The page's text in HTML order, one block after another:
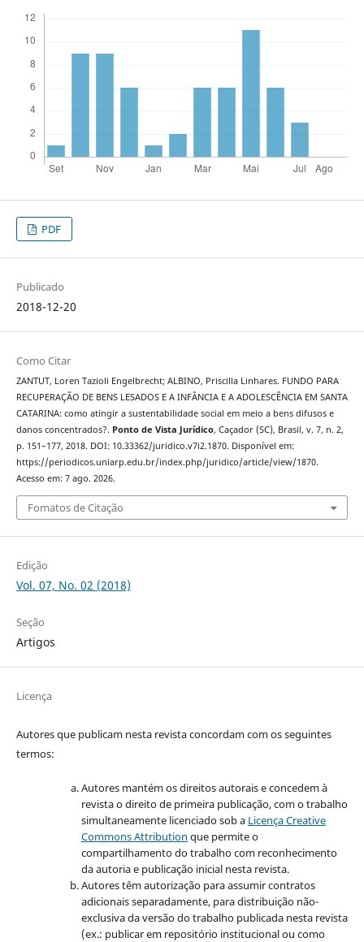
PDF
Publicado
2018-12-20
Como Citar
ZANTUT, Loren Tazioli Engelbrecht; ALBINO, Priscilla Linhares. FUNDO PARA
RECUPERAÇÃO DE BENS LESADOS E A INFÂNCIA E A ADOLESCÊNCIA EM SANTA
CATARINA: como atingir a sustentabilidade social em meio a bens difusos e
danos concentrados?. Ponto de Vista Jurídico, Caçador (SC), Brasil, v. 7, n. 2,
p. 151–177, 2018. DOI: 10.33362/juridico.v7i2.1870. Disponível em:
https://periodicos.uniarp.edu.br/index.php/juridico/article/view/1870.
Acesso em: 7 ago. 2026.
Fomatos de Citação
Edição
Vol. 07, No. 02 (2018)
Seção
Artigos
Licença
Autores que publicam nesta revista concordam com os seguintes
termos:
Autores mantém os direitos autorais e concedem à
revista o direito de primeira publicação, com o trabalho
simultaneamente licenciado sob a Licença Creative
Commons Attribution que permite o
compartilhamento do trabalho com reconhecimento
da autoria e publicação inicial nesta revista.
Autores têm autorização para assumir contratos
adicionais separadamente, para distribuição não-
exclusiva da versão do trabalho publicada nesta revista
(ex.: publicar em repositório institucional ou como